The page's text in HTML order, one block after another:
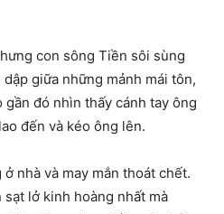
con sông Tiền sôi sùng
giữa những mảnh mái tôn,
gần đó nhìn thấy cánh tay ông
đến và kéo ông lên.
nhà và may mắn thoát chết.
lở kinh hoàng nhất mà